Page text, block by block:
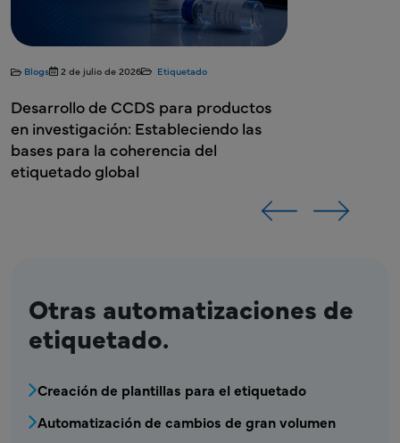
Blogs 2 de julio de 2026 Etiquetado
Desarrollo de CCDS para productos
en investigación: Estableciendo las
bases para la coherencia del
etiquetado global
Otras automatizaciones de
etiquetado.
MPR - Etiquetado - Menú de
Creación de plantillas para el etiquetado
Automatización de cambios de gran volumen